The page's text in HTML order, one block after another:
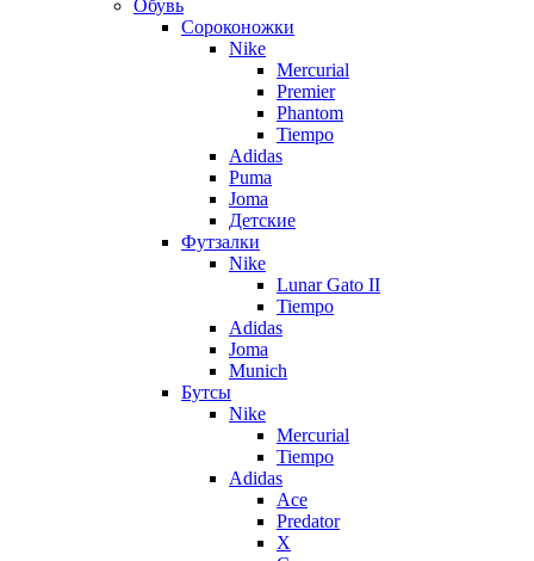
Обувь
Сороконожки
Nike
Mercurial
Premier
Phantom
Tiempo
Adidas
Puma
Joma
Детские
Футзалки
Nike
Lunar Gato II
Tiempo
Adidas
Joma
Munich
Бутсы
Nike
Mercurial
Tiempo
Adidas
Ace
Predator
X